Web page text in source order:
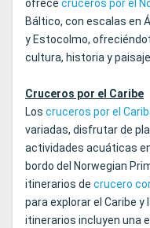
ofrece cruceros por el
Báltico, con escalas en
y Estocolmo,
cultura, historia y
Cruceros por el Caribe
Los cruceros por el
variadas, disfrutar de
actividades acuáticas
bordo del Norwegian
itinerarios de crucero
para explorar el Caribe
itinerarios incluyen una